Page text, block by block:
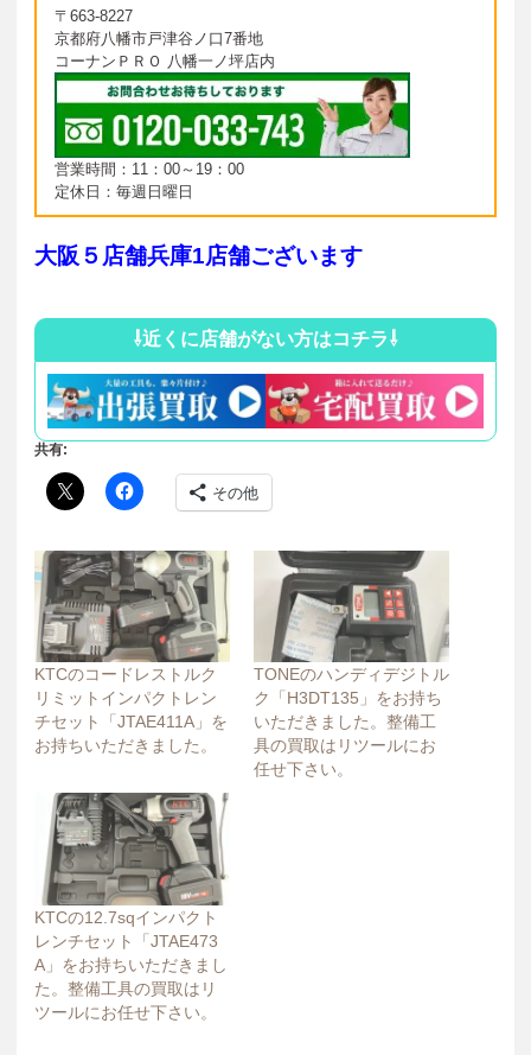
〒663-8227
京都府八幡市戸津谷ノ口7番地
コーナンＰＲＯ 八幡一ノ坪店内
営業時間：11：00～19：00
定休日：毎週日曜日
大阪５店舗兵庫1店舗ございます
⇩近くに店舗がない方はコチラ⇩
共有:
その他
KTCのコードレストルク
リミットインパクトレン
チセット「JTAE411A」を
お持ちいただきました。
TONEのハンディデジトル
ク「H3DT135」をお持ち
いただきました。整備工
具の買取はリツールにお
任せ下さい。
KTCの12.7sqインパクト
レンチセット「JTAE473
A」をお持ちいただきまし
た。整備工具の買取はリ
ツールにお任せ下さい。